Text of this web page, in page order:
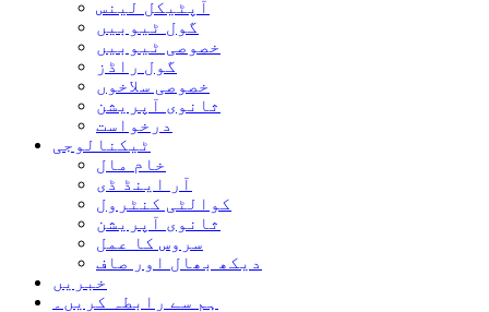
آپٹیکل لینس
گول ٹیوبیں
خصوصی ٹیوبیں
گول راڈز
خصوصی سلاخوں
ثانوی آپریشن
درخواست
ٹیکنالوجی
خام مال
آر اینڈ ڈی
کوالٹی کنٹرول
ثانوی آپریشن
سروس کا عمل
دیکھ بھال اور صاف
خبریں
ہم سے رابطہ کریں۔